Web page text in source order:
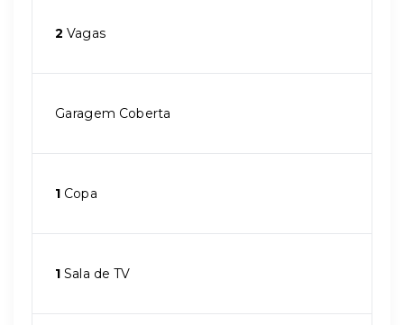
2 Vagas
Garagem Coberta
1 Copa
1 Sala de TV